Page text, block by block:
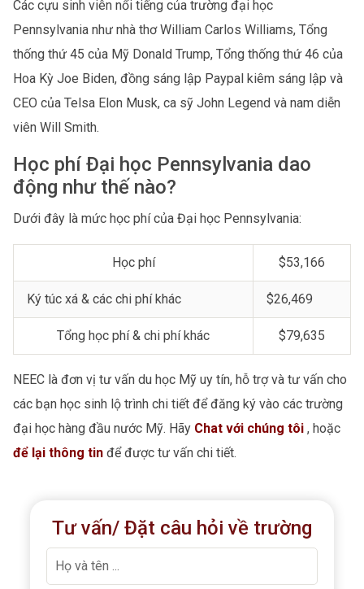
Các cựu sinh viên nổi tiếng của trường đại học
Pennsylvania như nhà thơ William Carlos Williams, Tổng
thống thứ 45 của Mỹ Donald Trump, Tổng thống thứ 46 của
Hoa Kỳ Joe Biden, đồng sáng lập Paypal kiêm sáng lập và
CEO của Telsa Elon Musk, ca sỹ John Legend và nam diễn
viên Will Smith.
Học phí Đại học Pennsylvania dao
động như thế nào?
Dưới đây là mức học phí của Đại học Pennsylvania:
Học phí $53,166
Ký túc xá & các chi phí khác $26,469
Tổng học phí & chi phí khác $79,635
NEEC là đơn vị tư vấn du học Mỹ uy tín, hỗ trợ và tư vấn cho
các bạn học sinh lộ trình chi tiết để đăng ký vào các trường
đại học hàng đầu nước Mỹ. Hãy Chat với chúng tôi , hoặc
để lại thông tin để được tư vấn chi tiết.
Tư vấn/ Đặt câu hỏi về trường